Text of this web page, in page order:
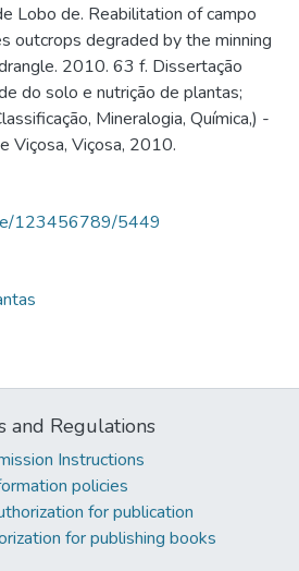
Lobo de. Reabilitation of campo
outcrops degraded by the minning
2010. 63 f. Dissertação
do solo e nutrição de plantas;
Mineralogia, Química,) -
Viçosa, Viçosa, 2010.
123456789/5449
and Regulations
Instructions
policies
for publication
for publishing books